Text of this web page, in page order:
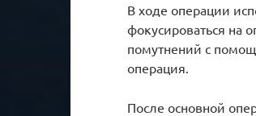
В ходе операции
фокусироваться на
помутнений с
операция.
После основной